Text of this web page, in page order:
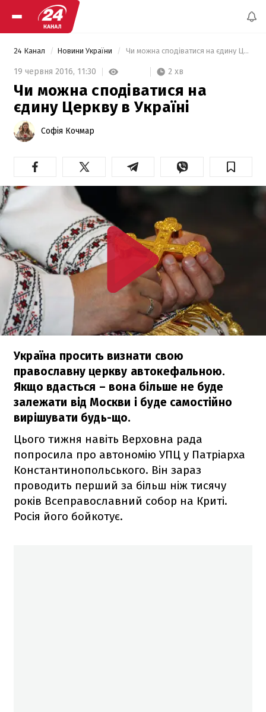
24 Канал Новини України Чи можна сподіватися на єдину Церкву в Україні
19 червня 2016, 11:30 2 хв
Чи можна сподіватися на
єдину Церкву в Україні
Софія Кочмар
Україна просить визнати свою
православну церкву автокефальною.
Якщо вдасться – вона більше не буде
залежати від Москви і буде самостійно
вирішувати будь-що.
Цього тижня навіть Верховна рада
попросила про автономію УПЦ у Патріарха
Константинопольського. Він зараз
проводить перший за більш ніж тисячу
років Всеправославний собор на Криті.
Росія його бойкотує.